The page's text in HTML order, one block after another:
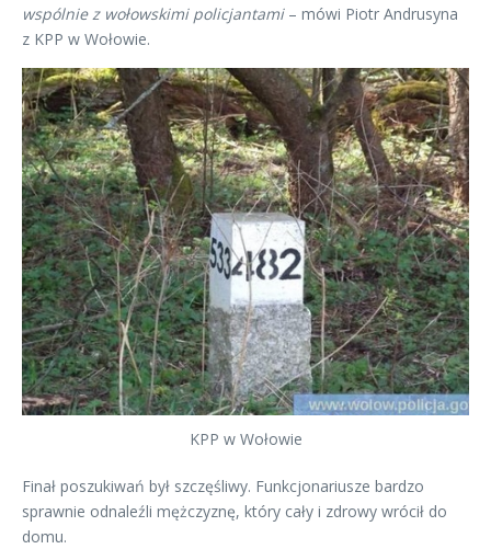
wspólnie z wołowskimi policjantami– mówi Piotr Andrusyna
z KPP w Wołowie.
KPP w Wołowie
Finał poszukiwań był szczęśliwy. Funkcjonariusze bardzo
sprawnie odnaleźli mężczyznę, który cały i zdrowy wrócił do
domu.